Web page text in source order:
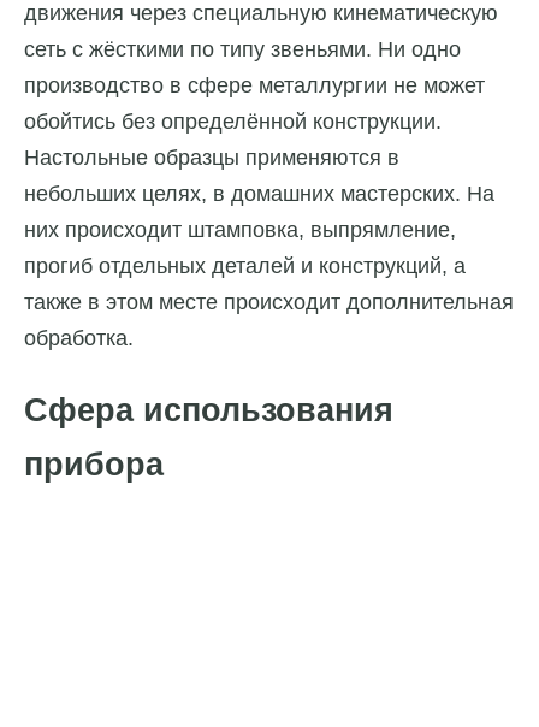
движения через специальную кинематическую
сеть с жёсткими по типу звеньями. Ни одно
производство в сфере металлургии не может
обойтись без определённой конструкции.
Настольные образцы применяются в
небольших целях, в домашних мастерских. На
них происходит штамповка, выпрямление,
прогиб отдельных деталей и конструкций, а
также в этом месте происходит дополнительная
обработка.
Сфера использования
прибора